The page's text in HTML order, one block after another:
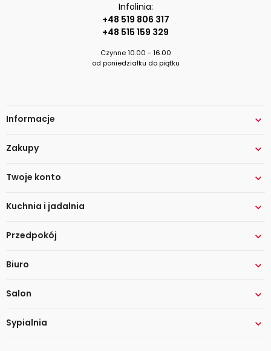
Infolinia:
+48 519 806 317
+48 515 159 329
Czynne 10.00 - 16.00
od poniedziałku do piątku
Informacje 
Zakupy 
Twoje konto 
Kuchnia i jadalnia 
Przedpokój 
Biuro 
Salon 
Sypialnia 